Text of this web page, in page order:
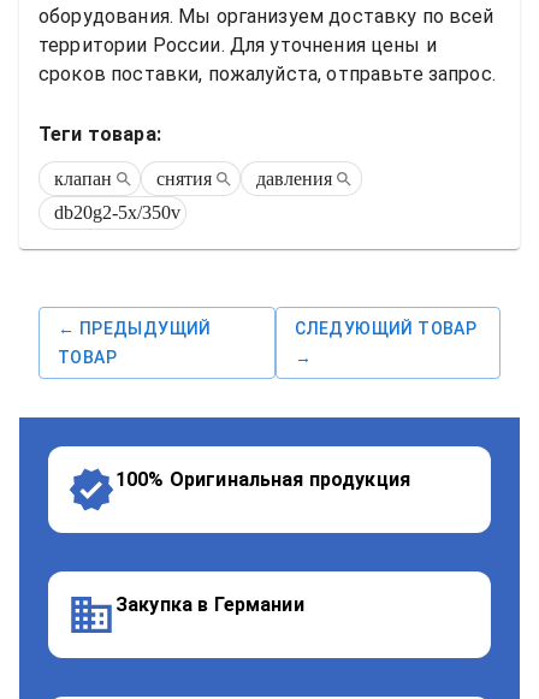
оборудования. Мы организуем доставку по всей
территории России. Для уточнения цены и
сроков поставки, пожалуйста, отправьте запрос.
Теги товара:
клапан снятия
давления
db20g2-5x/350v
← ПРЕДЫДУЩИЙ
ТОВАР
СЛЕДУЮЩИЙ ТОВАР
→
100% Оригинальная продукция
Закупка в Германии